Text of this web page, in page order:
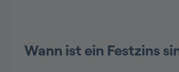
Wann ist ein Festzins